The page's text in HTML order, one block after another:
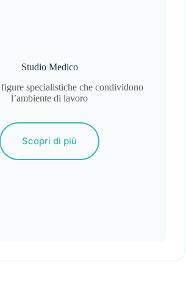
Studio Medico
specialistiche che condividono
l’ambiente di lavoro
Scopri di più